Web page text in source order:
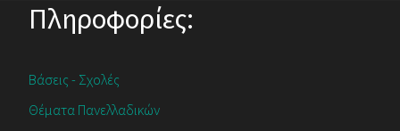
Πληροφορίες:
Βάσεις - Σχολές
Θέματα Πανελλαδικών